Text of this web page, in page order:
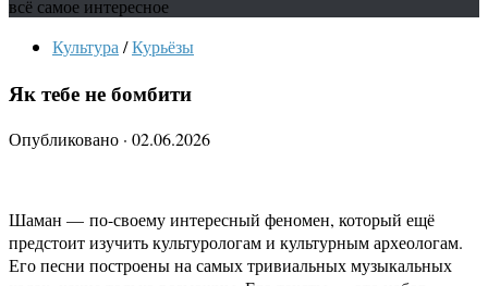
всё самое интересное
Культура /Курьёзы
Як тебе не бомбити
Опубликовано · 02.06.2026
Шаман — по-своему интересный феномен, который ещё
предстоит изучить культурологам и культурным археологам.
Его песни построены на самых тривиальных музыкальных